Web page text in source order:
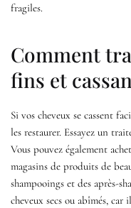
fragiles.
Comment
fins et
Si vos cheveux se cassent
les restaurer. Essayez un
Vous pouvez également
magasins de produits de
shampooings et des après-
cheveux secs ou abîmés,